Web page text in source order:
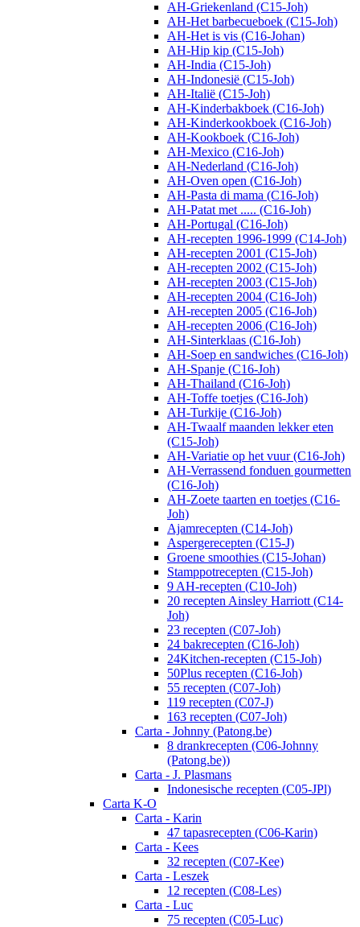
AH-Griekenland (C15-Joh)
AH-Het barbecueboek (C15-Joh)
AH-Het is vis (C16-Johan)
AH-Hip kip (C15-Joh)
AH-India (C15-Joh)
AH-Indonesië (C15-Joh)
AH-Italië (C15-Joh)
AH-Kinderbakboek (C16-Joh)
AH-Kinderkookboek (C16-Joh)
AH-Kookboek (C16-Joh)
AH-Mexico (C16-Joh)
AH-Nederland (C16-Joh)
AH-Oven open (C16-Joh)
AH-Pasta di mama (C16-Joh)
AH-Patat met ..... (C16-Joh)
AH-Portugal (C16-Joh)
AH-recepten 1996-1999 (C14-Joh)
AH-recepten 2001 (C15-Joh)
AH-recepten 2002 (C15-Joh)
AH-recepten 2003 (C15-Joh)
AH-recepten 2004 (C16-Joh)
AH-recepten 2005 (C16-Joh)
AH-recepten 2006 (C16-Joh)
AH-Sinterklaas (C16-Joh)
AH-Soep en sandwiches (C16-Joh)
AH-Spanje (C16-Joh)
AH-Thailand (C16-Joh)
AH-Toffe toetjes (C16-Joh)
AH-Turkije (C16-Joh)
AH-Twaalf maanden lekker eten
(C15-Joh)
AH-Variatie op het vuur (C16-Joh)
AH-Verrassend fonduen gourmetten
(C16-Joh)
AH-Zoete taarten en toetjes (C16-
Joh)
Ajamrecepten (C14-Joh)
Aspergerecepten (C15-J)
Groene smoothies (C15-Johan)
Stamppotrecepten (C15-Joh)
9 AH-recepten (C10-Joh)
20 recepten Ainsley Harriott (C14-
Joh)
23 recepten (C07-Joh)
24 bakrecepten (C16-Joh)
24Kitchen-recepten (C15-Joh)
50Plus recepten (C16-Joh)
55 recepten (C07-Joh)
119 recepten (C07-J)
163 recepten (C07-Joh)
Carta - Johnny (Patong.be)
8 drankrecepten (C06-Johnny
(Patong.be))
Carta - J. Plasmans
Indonesische recepten (C05-JPl)
Carta K-O
Carta - Karin
47 tapasrecepten (C06-Karin)
Carta - Kees
32 recepten (C07-Kee)
Carta - Leszek
12 recepten (C08-Les)
Carta - Luc
75 recepten (C05-Luc)